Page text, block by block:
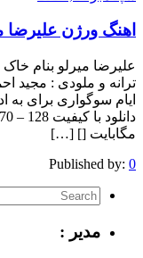
اهنگ ورژن
ترانه و ملودی : مجید
ایام سوگواری برای
مگابایت [] […]
Published by: 0
مدیر :